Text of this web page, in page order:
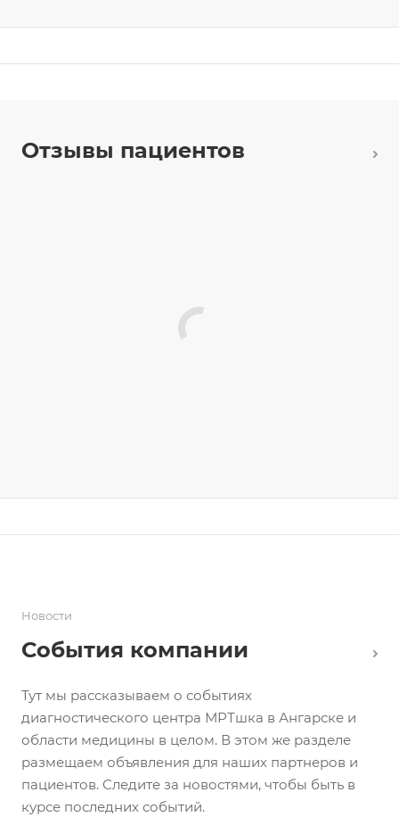
Отзывы пациентов
Новости
События компании
Тут мы рассказываем о событиях
диагностического центра МРТшка в Ангарске и
области медицины в целом. В этом же разделе
размещаем объявления для наших партнеров и
пациентов. Следите за новостями, чтобы быть в
курсе последних событий.